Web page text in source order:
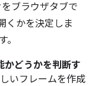
ブラウザタブで
くかを決定しま
かどうかを判断す
いフレームを作成